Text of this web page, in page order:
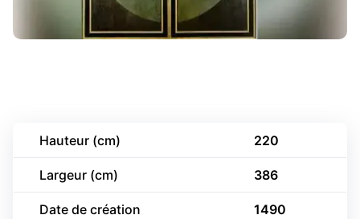
Hauteur (cm) 220
Largeur (cm) 386
Date de création 1490